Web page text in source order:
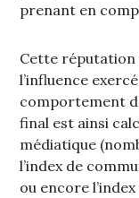
prenant en
Cette réputation
l’influence
comportement
final est ainsi
médiatique
l’index de
ou encore